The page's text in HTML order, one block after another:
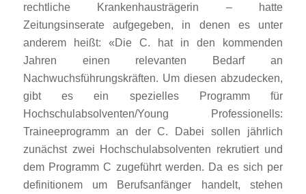
rechtliche Krankenhausträgerin – hatte
Zeitungsinserate aufgegeben, in denen es unter
anderem heißt: «Die C. hat in den kommenden
Jahren einen relevanten Bedarf an
Nachwuchsführungskräften. Um diesen abzudecken,
gibt es ein spezielles Programm für
Hochschulabsolventen/Young Professionells:
Traineeprogramm an der C. Dabei sollen jährlich
zunächst zwei Hochschulabsolventen rekrutiert und
dem Programm C zugeführt werden. Da es sich per
definitionem um Berufsanfänger handelt, stehen